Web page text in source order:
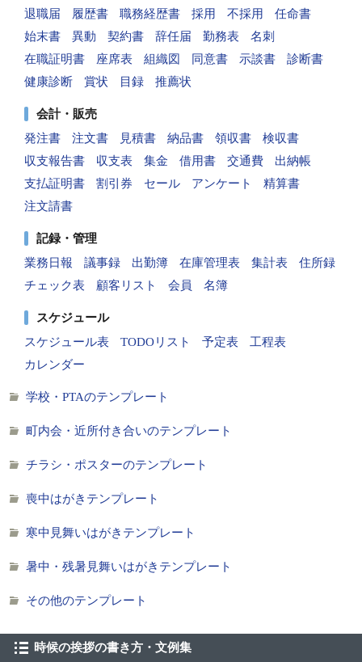
退職届
履歴書 職務経歴書 採用 不採用
任命書
始末書
異動 契約書 辞任届 勤務表
名刺
在職証明書
座席表 組織図 同意書 示談書
診断書
健康診断
賞状 目録 推薦状
会計・販売
発注書
注文書 見積書 納品書 領収書
検収書
収支報告書
収支表 集金 借用書 交通費
出納帳
支払証明書
割引券 セール アンケート
精算書
注文請書
記録・管理
業務日報
議事録 出勤簿 在庫管理表 集計表
住所録
チェック表
顧客リスト 会員 名簿
スケジュール
スケジュール表
TODOリスト 予定表
工程表
カレンダー
学校・PTAのテンプレート
町内会・近所付き合いのテンプレート
チラシ・ポスターのテンプレート
喪中はがきテンプレート
寒中見舞いはがきテンプレート
暑中・残暑見舞いはがきテンプレート
その他のテンプレート
時候の挨拶の書き方・文例集